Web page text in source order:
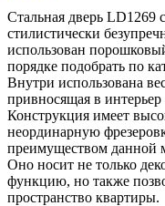
Стальная дверь LD1269
стилистически
использован
порядке подобрать по
Внутри использована
привносящая в
Конструкция имеет
неординарную
преимуществом данной
Оно носит не только
функцию, но также
пространство квартиры.